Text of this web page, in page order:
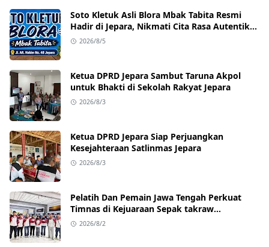
Soto Kletuk Asli Blora Mbak Tabita Resmi
Hadir di Jepara, Nikmati Cita Rasa Autentik
Mulai Rp10 Ribu
2026/8/5
Ketua DPRD Jepara Sambut Taruna Akpol
untuk Bhakti di Sekolah Rakyat Jepara
2026/8/3
Ketua DPRD Jepara Siap Perjuangkan
Kesejahteraan Satlinmas Jepara
2026/8/3
Pelatih Dan Pemain Jawa Tengah Perkuat
Timnas di Kejuaraan Sepak takraw
Internasional
2026/8/2